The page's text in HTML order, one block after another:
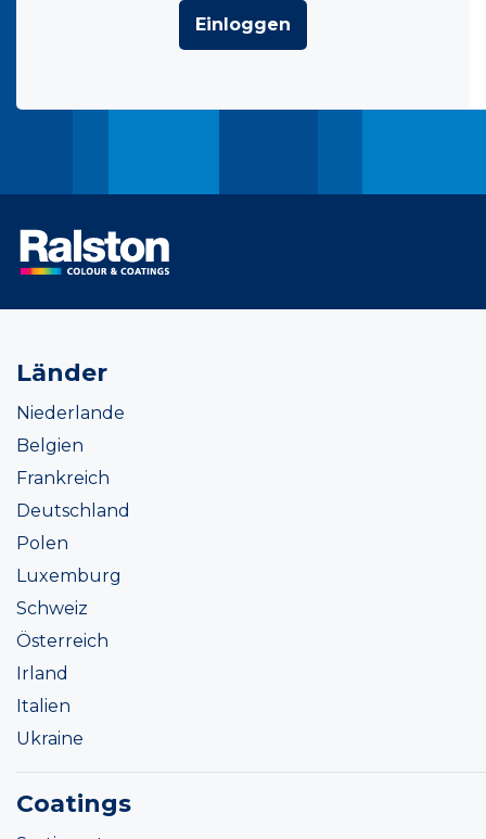
Einloggen
Länder
Niederlande
Belgien
Frankreich
Deutschland
Polen
Luxemburg
Schweiz
Österreich
Irland
Italien
Ukraine
Coatings